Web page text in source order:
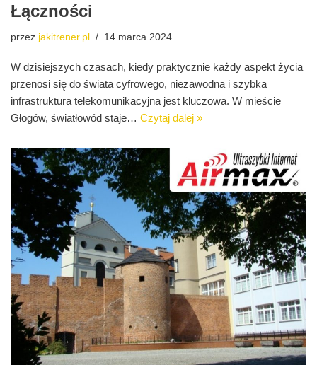
Łączności
przez jakitrener.pl 14 marca 2024
W dzisiejszych czasach, kiedy praktycznie każdy aspekt życia
przenosi się do świata cyfrowego, niezawodna i szybka
infrastruktura telekomunikacyjna jest kluczowa. W mieście
Głogów, światłowód staje… Czytaj dalej »